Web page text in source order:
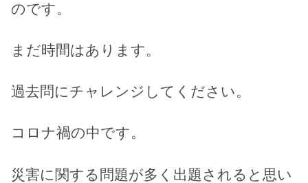
のです。
まだ時間はあります。
過去問にチャレンジしてください。
コロナ禍の中です。
災害に関する問題が多く出題されると思い